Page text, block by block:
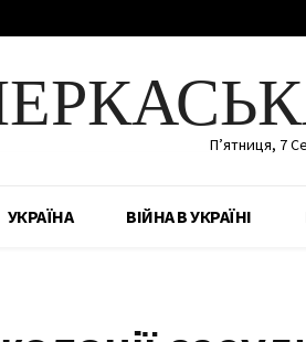
П’ятниця, 7
УКРАЇНА ВІЙНА В УКРАЇНІ